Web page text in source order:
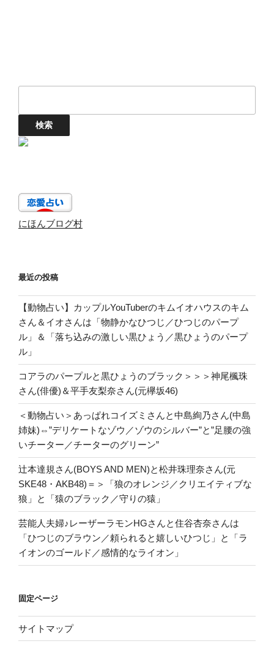
にほんブログ村
最近の投稿
【動物占い】カップルYouTuberのキムイオハウスのキム
さん＆イオさんは「物静かなひつじ／ひつじのパープ
ル」＆「落ち込みの激しい黒ひょう／黒ひょうのパープ
ル」
コアラのパープルと黒ひょうのブラック＞＞＞神尾楓珠
さん(俳優)＆平手友梨奈さん(元欅坂46)
＜動物占い＞あっぱれコイズミさんと中島絢乃さん(中島
姉妹)⇔”デリケートなゾウ／ゾウのシルバー”と”足腰の強
いチーター／チーターのグリーン”
辻本達規さん(BOYS AND MEN)と松井珠理奈さん(元
SKE48・AKB48)＝＞「狼のオレンジ／クリエイティブな
狼」と「猿のブラック／守りの猿」
芸能人夫婦♪レーザーラモンHGさんと住谷杏奈さんは
「ひつじのブラウン／頼られると嬉しいひつじ」と「ラ
イオンのゴールド／感情的なライオン」
固定ページ
サイトマップ